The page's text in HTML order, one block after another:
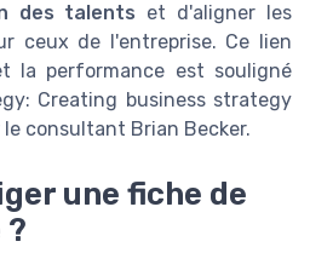
des talents et d'aligner les
ceux de l'entreprise. Ce lien
la performance est souligné
Creating business strategy
consultant Brian Becker.
une fiche de
?